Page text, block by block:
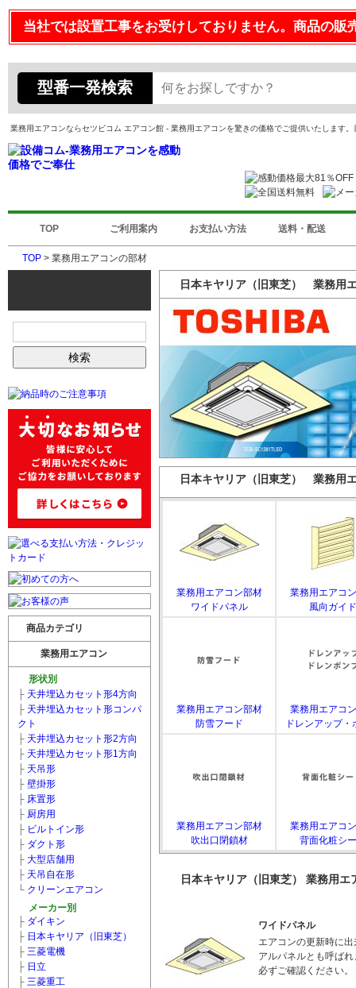
当社では設置工事をお受けしておりません。商品の
型番一発検索
業務用エアコンならセツビコム エアコン館 - 業務用エアコンを驚きの価格でご提供いたします
TOP ご利用案内 お支払い方法 送料・配送
TOP > 業務用エアコンの部材
商品カテゴリ
業務用エアコン
形状別
├ 天井埋込カセット形4方向
├ 天井埋込カセット形コンパ
クト
├ 天井埋込カセット形2方向
├ 天井埋込カセット形1方向
├ 天吊形
├ 壁掛形
├ 床置形
├ 厨房用
├ ビルトイン形
├ ダクト形
├ 大型店舗用
├ 天吊自在形
└ クリーンエアコン
メーカー別
├ ダイキン
├ 日本キヤリア（旧東芝）
├ 三菱電機
├ 日立
├ 三菱重工
日本キヤリア（旧東芝） 業務用
日本キヤリア（旧東芝） 業務用
業務用エアコン部材
ワイドパネル
業務用エアコ
風向ガイド
業務用エアコン部材
防雪フード
業務用エアコ
ドレンアップ・
業務用エアコン部材
吹出口閉鎖材
業務用エアコ
背面化粧シ
日本キヤリア（旧東芝） 業務用エ
ワイドパネル
エアコンの更新時に
アルパネルとも呼ば
必ずご確認ください。